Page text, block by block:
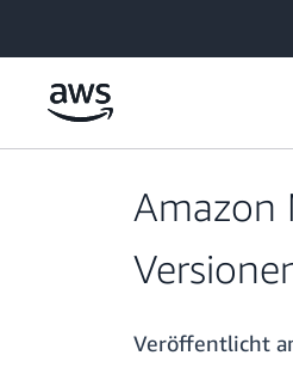
Amazon
Veröffentlicht